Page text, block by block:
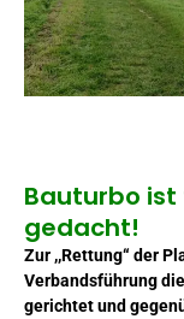
Bauturbo
gedacht!
Zur ,,Rettung“ der
Verbandsführung
gerichtet und